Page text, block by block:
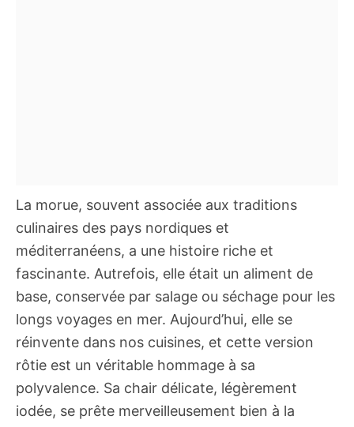
La morue, souvent associée aux traditions
culinaires des pays nordiques et
méditerranéens, a une histoire riche et
fascinante. Autrefois, elle était un aliment de
base, conservée par salage ou séchage pour les
longs voyages en mer. Aujourd’hui, elle se
réinvente dans nos cuisines, et cette version
rôtie est un véritable hommage à sa
polyvalence. Sa chair délicate, légèrement
iodée, se prête merveilleusement bien à la